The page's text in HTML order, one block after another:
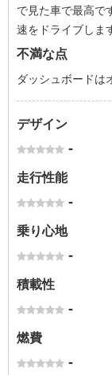
で見た車で最高で
速をドライブしま
不満な点
ダッシュボードは
デザイン
-
走行性能
-
乗り心地
-
積載性
-
燃費
-